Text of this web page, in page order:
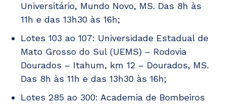
Universitário, Mundo Novo, MS. Das 8h às
11h e das 13h30 às 16h;
Lotes 103 ao 107: Universidade Estadual de
Mato Grosso do Sul (UEMS) – Rodovia
Dourados – Itahum, km 12 – Dourados, MS.
Das 8h às 11h e das 13h30 às 16h;
Lotes 285 ao 300: Academia de Bombeiros